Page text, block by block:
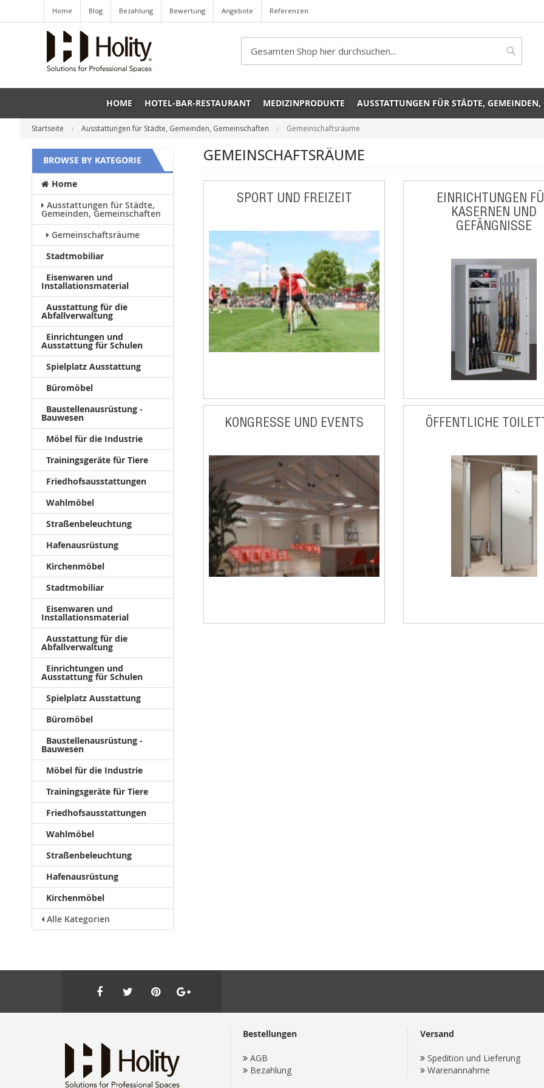
Home Blog Bezahlung Bewertung Angebote Referenzen
Search
Search
HOME HOTEL-BAR-RESTAURANT MEDIZINPRODUKTE AUSSTATTUNGEN FÜR STÄDTE,
Startseite Ausstattungen für Städte, Gemeinden, Gemeinschaften Gemeinschaftsräume
GEMEINSCHAFTSRÄUME
SPORT UND FREIZEIT
EINRICHTUNGEN
KASERNEN UND
GEFÄNGNISSE
KONGRESSE UND EVENTS ÖFFENTLICHE
BROWSE BY KATEGORIE
Home
Ausstattungen für Städte,
Gemeinden, Gemeinschaften
Gemeinschaftsräume
Stadtmobiliar
Eisenwaren und
Installationsmaterial
Ausstattung für die
Abfallverwaltung
Einrichtungen und
Ausstattung für Schulen
Spielplatz Ausstattung
Büromöbel
Baustellenausrüstung -
Bauwesen
Möbel für die Industrie
Trainingsgeräte für Tiere
Friedhofsausstattungen
Wahlmöbel
Straßenbeleuchtung
Hafenausrüstung
Kirchenmöbel
Stadtmobiliar
Eisenwaren und
Installationsmaterial
Ausstattung für die
Abfallverwaltung
Einrichtungen und
Ausstattung für Schulen
Spielplatz Ausstattung
Büromöbel
Baustellenausrüstung -
Bauwesen
Möbel für die Industrie
Trainingsgeräte für Tiere
Friedhofsausstattungen
Wahlmöbel
Straßenbeleuchtung
Hafenausrüstung
Kirchenmöbel
Alle Kategorien
Bestellungen
AGB
Bezahlung
Versand
Spedition und Lieferung
Warenannahme